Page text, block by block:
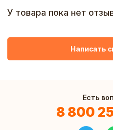
У товара пока нет
Написать
Есть
8 800